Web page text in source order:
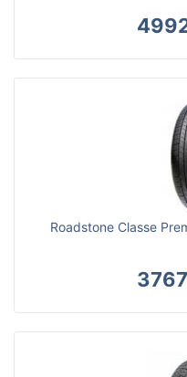
Roadstone Classe